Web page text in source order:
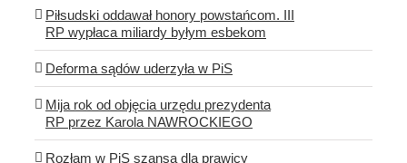
Piłsudski oddawał honory powstańcom. III
RP wypłaca miliardy byłym esbekom
Deforma sądów uderzyła w PiS
Mija rok od objęcia urzędu prezydenta
RP przez Karola NAWROCKIEGO
Rozłam w PiS szansą dla prawicy